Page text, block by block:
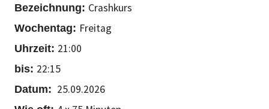
Crashkurs
Freitag
21:00
22:15
25.09.2026